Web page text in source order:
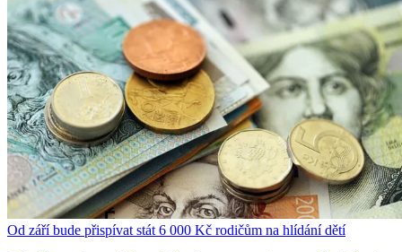
Od září bude přispívat stát 6 000 Kč rodičům na hlídání dětí